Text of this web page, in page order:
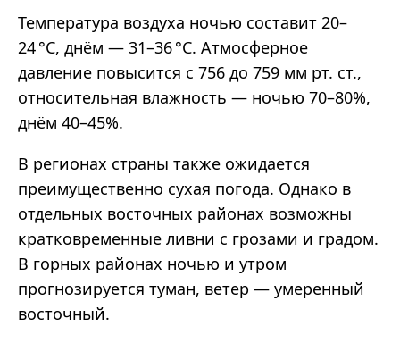
Температура воздуха ночью составит 20–
24 °C, днём — 31–36 °C. Атмосферное
давление повысится с 756 до 759 мм рт. ст.,
относительная влажность — ночью 70–80%,
днём 40–45%.
В регионах страны также ожидается
преимущественно сухая погода. Однако в
отдельных восточных районах возможны
кратковременные ливни с грозами и градом.
В горных районах ночью и утром
прогнозируется туман, ветер — умеренный
восточный.